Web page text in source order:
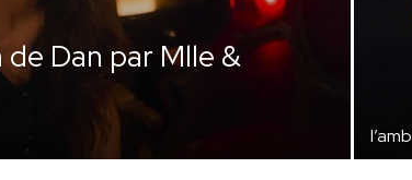
Dan par Mlle &